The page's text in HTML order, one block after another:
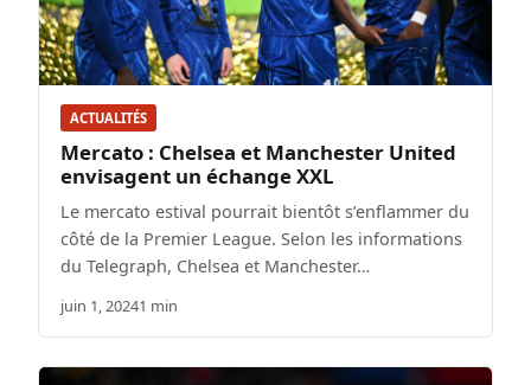
ACTUALITÉS
Mercato : Chelsea et Manchester United
envisagent un échange XXL
Le mercato estival pourrait bientôt s’enflammer du
côté de la Premier League. Selon les informations
du Telegraph, Chelsea et Manchester…
juin 1, 20241 min